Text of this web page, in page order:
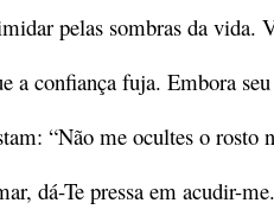
pelas sombras da vida.
a confiança fuja. Embora
“Não me ocultes o
dá-Te pressa em acudir-